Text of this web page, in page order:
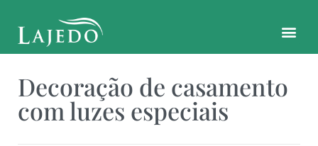
Decoração de casamento
com luzes especiais